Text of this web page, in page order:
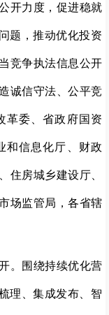
开力度，促进稳就
题，推动优化投资
竞争执法信息公开
诚信守法、公平竞
革委、省政府国资
和信息化厅、财政
住房城乡建设厅、
场监管局，各省辖
。围绕持续优化营
理、集成发布、智